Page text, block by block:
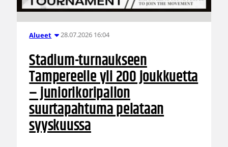
Alueet 28.07.2026 16:04
Stadium-turnaukseen
Tampereelle yli 200 joukkuetta
– juniorikoripallon
suurtapahtuma pelataan
syyskuussa